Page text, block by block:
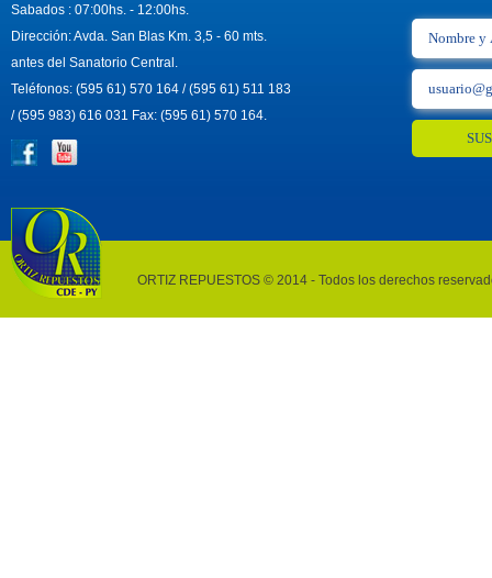
Sabados : 07:00hs. - 12:00hs.
Dirección: Avda. San Blas Km. 3,5 - 60 mts.
antes del Sanatorio Central.
Teléfonos: (595 61) 570 164 / (595 61) 511 183
/ (595 983) 616 031 Fax: (595 61) 570 164.
ORTIZ REPUESTOS © 2014 - Todos los derechos